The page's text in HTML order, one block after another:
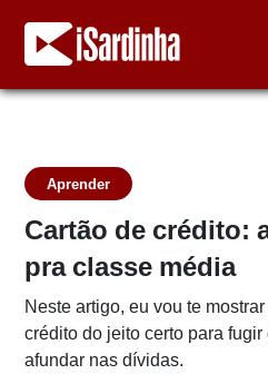
Aprender
Cartão de crédito:
pra classe média
Neste artigo, eu vou te
crédito do jeito certo para
afundar nas dívidas.